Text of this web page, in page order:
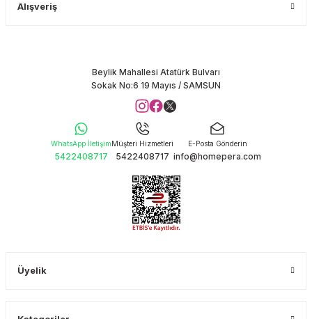
Alışveriş
Beylik Mahallesi Atatürk Bulvarı
Sokak No:6 19 Mayıs / SAMSUN
WhatsApp İletişim
5422408717
Müşteri Hizmetleri
5422408717
E-Posta Gönderin
info@homepera.com
Üyelik